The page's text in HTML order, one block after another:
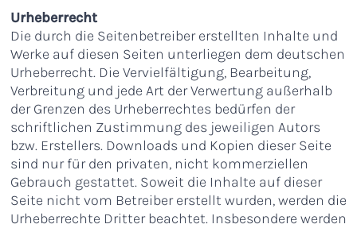
Urheberrecht
Die durch die Seitenbetreiber erstellten Inhalte und
Werke auf diesen Seiten unterliegen dem deutschen
Urheberrecht. Die Vervielfältigung, Bearbeitung,
Verbreitung und jede Art der Verwertung außerhalb
der Grenzen des Urheberrechtes bedürfen der
schriftlichen Zustimmung des jeweiligen Autors
bzw. Erstellers. Downloads und Kopien dieser Seite
sind nur für den privaten, nicht kommerziellen
Gebrauch gestattet. Soweit die Inhalte auf dieser
Seite nicht vom Betreiber erstellt wurden, werden die
Urheberrechte Dritter beachtet. Insbesondere werden